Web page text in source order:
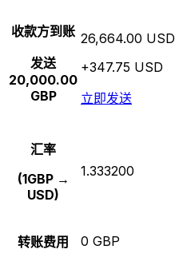
收款方到账
发送
20,000.00
GBP
26,664.00 USD
+347.75 USD
立即发送
汇率
(1GBP →
USD)
1.333200
转账费用 0 GBP